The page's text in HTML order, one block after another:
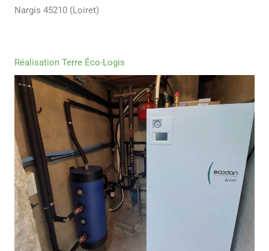
Nargis 45210 (Loiret)
Réalisation Terre Éco-Logis